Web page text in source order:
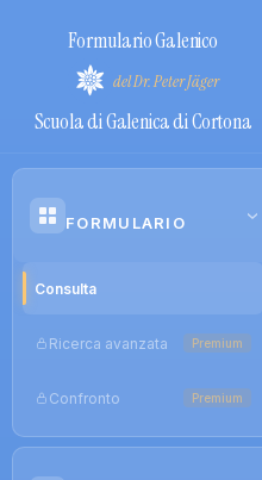
Formulario Galenico
del Dr. Peter Jäger
Scuola di Galenica di Cortona
FORMULARIO ›
Consulta
Ricerca avanzata Premium
Confronto Premium